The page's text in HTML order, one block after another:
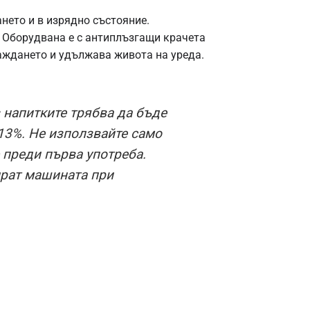
и в изрядно състояние.
е с антиплъзгащи крачета
и удължава живота на уреда.
трябва да бъде
Не използвайте само
първа употреба.
машината при